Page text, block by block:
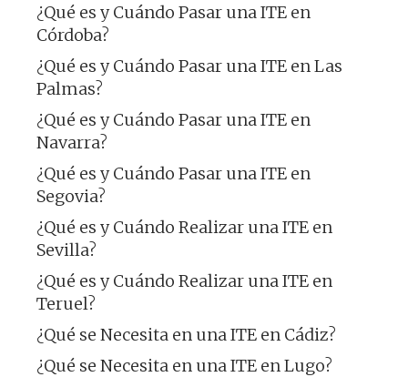
¿Qué es y Cuándo Pasar una ITE en
Córdoba?
¿Qué es y Cuándo Pasar una ITE en Las
Palmas?
¿Qué es y Cuándo Pasar una ITE en
Navarra?
¿Qué es y Cuándo Pasar una ITE en
Segovia?
¿Qué es y Cuándo Realizar una ITE en
Sevilla?
¿Qué es y Cuándo Realizar una ITE en
Teruel?
¿Qué se Necesita en una ITE en Cádiz?
¿Qué se Necesita en una ITE en Lugo?